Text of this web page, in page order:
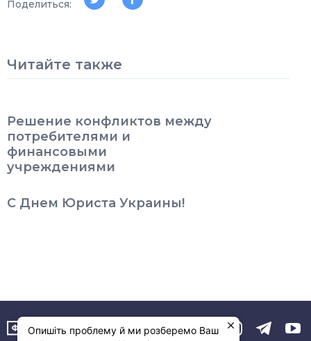
Поделиться:
Читайте также
Решение конфликтов между
потребителями и
финансовыми
учреждениями
С Днем Юриста Украины!
Опишіть проблему й ми розберемо Ваш